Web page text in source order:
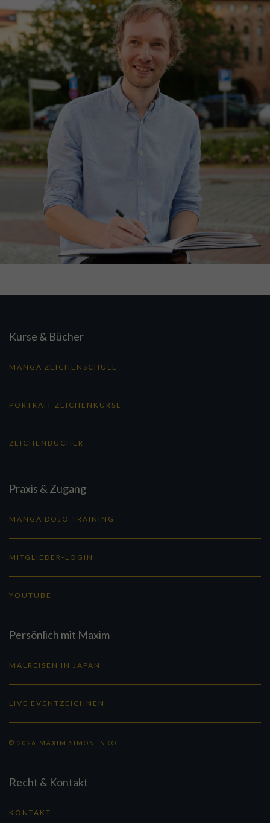
Kurse & Bücher
MANGA ZEICHENSCHULE
PORTRAIT ZEICHENKURSE
ZEICHENBÜCHER
Praxis & Zugang
MANGA DOJO TRAINING
MITGLIEDER-LOGIN
YOUTUBE
Persönlich mit Maxim
MALREISEN IN JAPAN
LIVE EVENTZEICHNEN
© 2026 MAXIM SIMONENKO
Recht & Kontakt
KONTAKT